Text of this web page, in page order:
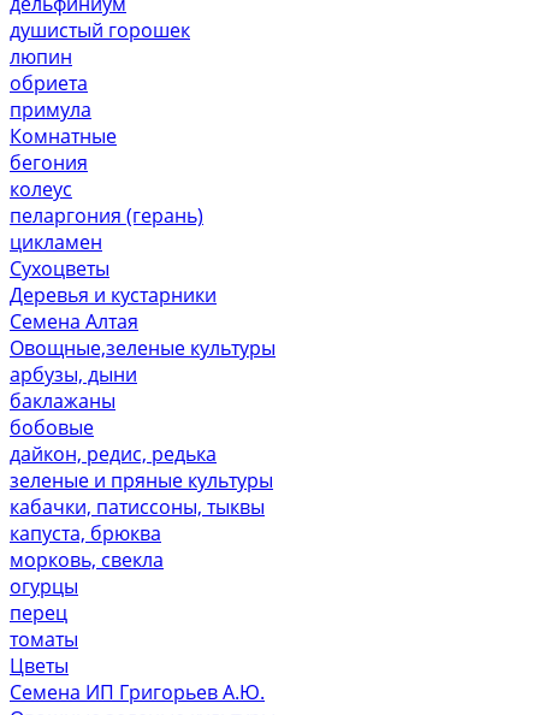
душистый горошек
люпин
обриета
примула
Комнатные
бегония
колеус
пеларгония (герань)
цикламен
Сухоцветы
Деревья и кустарники
Семена Алтая
Овощные,зеленые культуры
арбузы, дыни
баклажаны
бобовые
дайкон, редис, редька
зеленые и пряные культуры
кабачки, патиссоны, тыквы
капуста, брюква
морковь, свекла
огурцы
перец
томаты
Цветы
Семена ИП Григорьев А.Ю.